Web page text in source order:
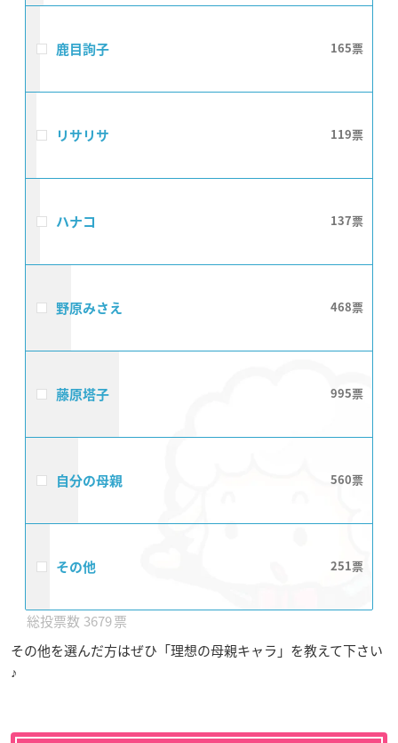
鹿目詢子 165
リサリサ 119
ハナコ 137
野原みさえ 468
藤原塔子 995
自分の母親 560
その他 251
3679
その他を選んだ方はぜひ「理想の母親キャラ」を教えて下さい
♪